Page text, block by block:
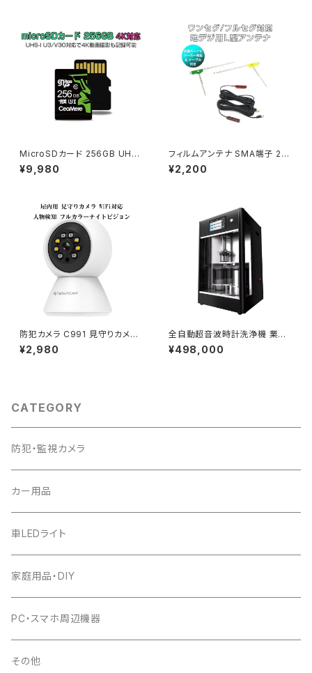
MicroSDカード 256GB UHS-
I V30 超高速最大95MB SDカ
ード変換アダプタ USBカードリ
¥9,980
フィルムアンテナ SMA端子 2本
セット(左右1本ずつ) L型 地デジ
チューナー ワンセグ フルセグ 対
¥2,200
防犯カメラ C991 見守りカメラ
パンチルト WiFi対応 ペットカメ
ラ 双方向通話 人物検知 屋内用
¥2,980
全自動超音波時計洗浄機 業務
用PROモデル 4槽洗浄＋熱風
乾燥 時計ムーブメント ジュエリ
¥498,000
CATEGORY
防犯・監視カメラ
カー用品
車LEDライト
家庭用品・DIY
PC・スマホ周辺機器
その他